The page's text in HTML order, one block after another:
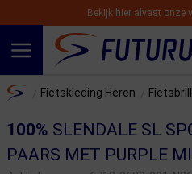
Bekijk hier alvast onze
Home Fietskleding Heren
100% SLENDALE SL
PAARS MET PURPLE